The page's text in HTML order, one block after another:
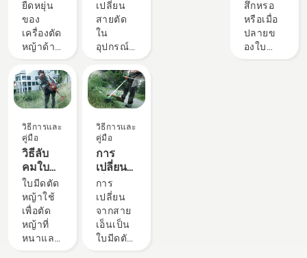
บ่า คุณ
จะพบ
รายการ
ของเคล็ด
การ
ทำงาน
ได้อย่าง
และมี
ประสิทธิภาพ
ด้วย
เครื่องตัด
หญ้าสะ
พายบ่าฮุ
สวาน่า
ของคุณ
เครื่อง
ตัดหญ้า
ด้าน
หน้า
ขับแบบ
มืออา
ชีพของ
ฮุสวาน่า
ยืดหยุ่น
ของ
เครื่องตัด
หญ้าด้าน
นั่งขับ
แบบมือ
อาชีพ
สวาน่า
ช่วยให้
คุณ
สามารถ
ปรับให้
เข้ากับ
งานที่ทำ
หรืองาน
ใหม่
วิธีการและ
คู่มือ
วิธีลับ
คมใบ
มีดตัด
หญ้า
ใบมีดตัด
หญ้าใช้
เพื่อตัด
หญ้าที่
หนาและ
ประเทศ
พวกเขา
คือ H-
Team
และพวก
เขาคือผู้
ใช้ที่มี
ต้องการ
สูงที่สุด
ของเรา
ใน
อุปกรณ์
เล็มหญ้า
แบบใช้
เปลี่ยน
สายตัด
ใน
อุปกรณ์
แบบใช้
แบตเตอรี่
จากฮุ
นั้นทำได้
ง่าย ดู
วิดีโอสั้น
นี้เกี่ยวกับ
วิธี
เปลี่ยน
สาย
ไนลอน
ใน
วิธีการและ
คู่มือ
การ
เปลี่ยน
เป็นใบ
มีดตัด
หญ้าใน
เครื่อง
ตัดหญ้า
การ
เปลี่ยน
จากสาย
เอ็นเป็น
ใบมีดตัด
บ่อยขึ้น
ภายใต้
สภาวะที่
มีูฝุ่นมาก
ของ
เครื่อง
ตัดหญ้า
อัตโนมัติ
สึกหรอ
หรือเมื่อ
ปลายข
องใบ